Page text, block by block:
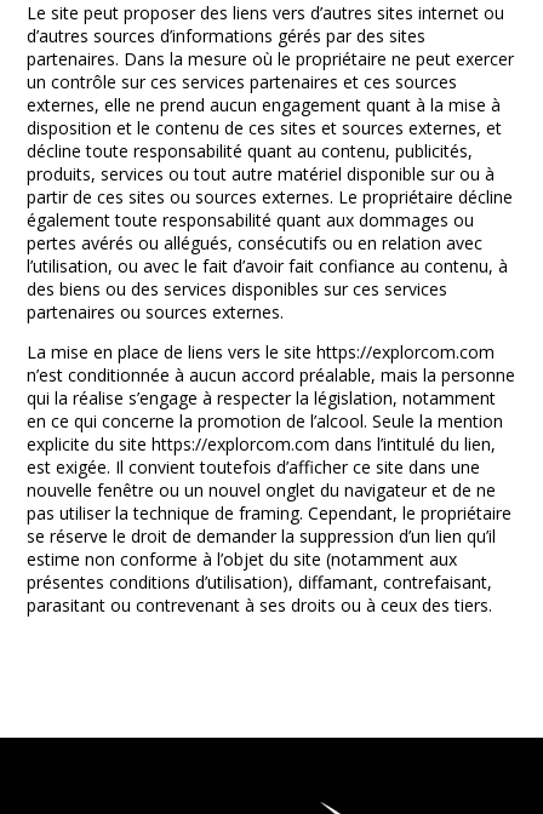
Le site peut proposer des liens vers d’autres sites internet ou
d’autres sources d’informations gérés par des sites
partenaires. Dans la mesure où le propriétaire ne peut exercer
un contrôle sur ces services partenaires et ces sources
externes, elle ne prend aucun engagement quant à la mise à
disposition et le contenu de ces sites et sources externes, et
décline toute responsabilité quant au contenu, publicités,
produits, services ou tout autre matériel disponible sur ou à
partir de ces sites ou sources externes. Le propriétaire décline
également toute responsabilité quant aux dommages ou
pertes avérés ou allégués, consécutifs ou en relation avec
l’utilisation, ou avec le fait d’avoir fait confiance au contenu, à
des biens ou des services disponibles sur ces services
partenaires ou sources externes.
La mise en place de liens vers le site https://explorcom.com
n’est conditionnée à aucun accord préalable, mais la personne
qui la réalise s’engage à respecter la législation, notamment
en ce qui concerne la promotion de l’alcool. Seule la mention
explicite du site https://explorcom.com dans l’intitulé du lien,
est exigée. Il convient toutefois d’afficher ce site dans une
nouvelle fenêtre ou un nouvel onglet du navigateur et de ne
pas utiliser la technique de framing. Cependant, le propriétaire
se réserve le droit de demander la suppression d’un lien qu’il
estime non conforme à l’objet du site (notamment aux
présentes conditions d’utilisation), diffamant, contrefaisant,
parasitant ou contrevenant à ses droits ou à ceux des tiers.